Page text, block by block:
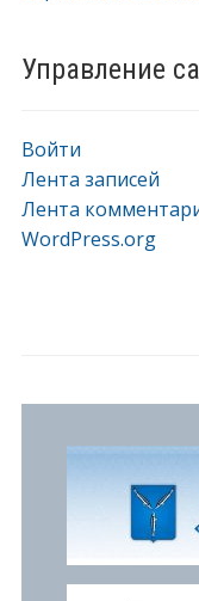
Управление
Войти
Лента записей
Лента
WordPress.org